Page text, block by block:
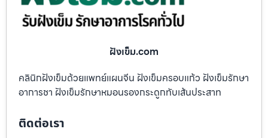
ฝังเข็ม.com
คลินิกฝังเข็มด้วยแพทย์แผนจีน ฝังเข็มครอบแก้ว ฝังเข็มรักษา
อาการชา ฝังเข็มรักษาหมอนรองกระดูกทับเส้นประสาท
ติดต่อเรา